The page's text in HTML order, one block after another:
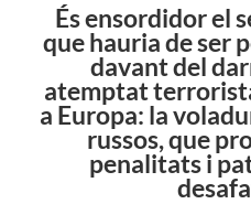
És ensordidor el
que hauria de ser
davant del
atemptat
a Europa: la
russos, que
penalitats i